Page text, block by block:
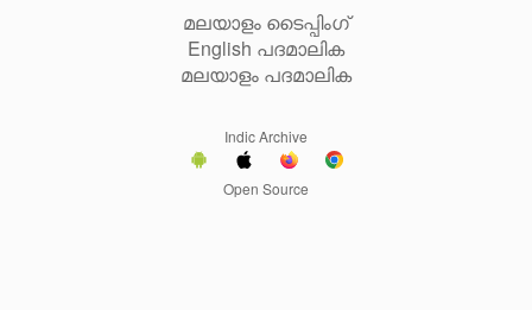
മലയാളം ടൈപ്പിംഗ്
English പദമാലിക
മലയാളം പദമാലിക
Indic Archive
Open Source